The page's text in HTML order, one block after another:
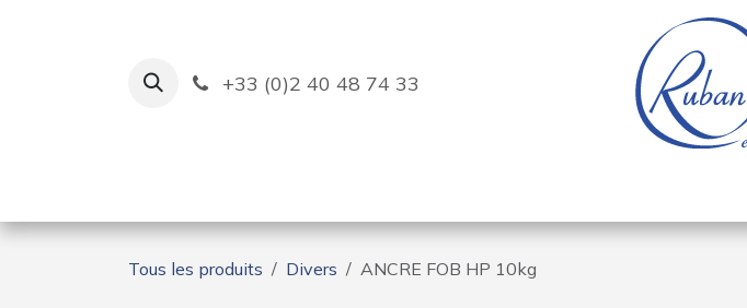
+33 (0)2 40 48 74 33
Tous les produits Divers ANCRE FOB HP 10kg